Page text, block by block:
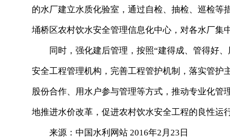
的水厂建立水质化验室，通过自检、抽检、巡检等
埇桥区农村饮水安全管理信息化中心，对各水厂集
同时，强化建后管理，按照“建得成、管得好、
安全工程管理机构，完善工程管护机制，落实管
股份合作、用水户参与管理等方式，推动专业化
地推进水价改革，促进农村饮水安全工程的良性运
来源：中国水利网站 2016年2月23日